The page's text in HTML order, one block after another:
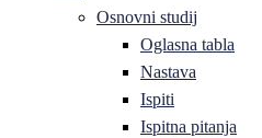
Osnovni studij
Oglasna tabla
Nastava
Ispiti
Ispitna pitanja